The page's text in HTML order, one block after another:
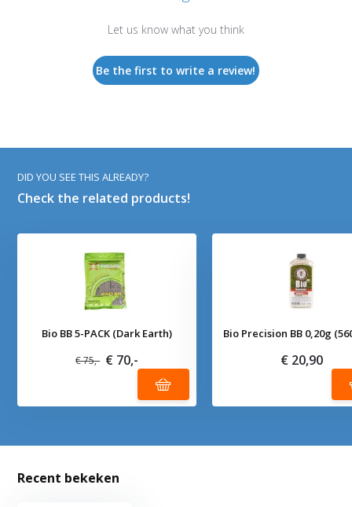
Let us know what you think
Be the first to write a review!
DID YOU SEE THIS ALREADY?
Check the related products!
Bio BB 5-PACK (Dark Earth)
€ 75,- € 70,-
Bio Precision BB 0,20g
€ 20,90
Recent bekeken